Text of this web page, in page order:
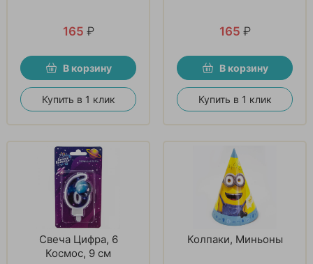
165 ₽
В корзину
Купить в 1 клик
165 ₽
В корзину
Купить в 1 клик
Свеча Цифра, 6
Космос, 9 см
Колпаки, Миньоны